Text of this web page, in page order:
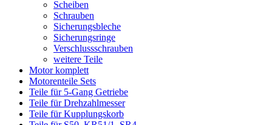
Scheiben
Schrauben
Sicherungsbleche
Sicherungsringe
Verschlussschrauben
weitere Teile
Motor komplett
Motorenteile Sets
Teile für 5-Gang Getriebe
Teile für Drehzahlmesser
Teile für Kupplungskorb